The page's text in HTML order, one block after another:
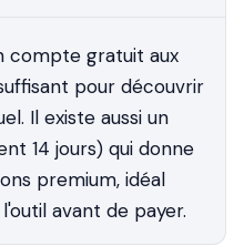
compte gratuit aux
pour découvrir
Il existe aussi un
14 jours) qui donne
premium, idéal
avant de payer.